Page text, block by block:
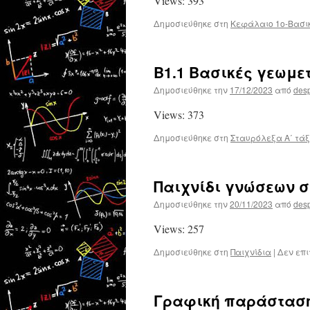
Δημοσιεύθηκε στη Κεφάλαιο 1ο-
Β1.1 Βασικές
Δημοσιεύθηκε την 17/12/2023 από
Views: 373
Δημοσιεύθηκε στη Σταυρόλεξα Α΄
Παιχνίδι γνώσεων
Δημοσιεύθηκε την20/11/2023 από
Views: 257
Δημοσιεύθηκε στη Παιχνίδια | Δεν
Γραφική